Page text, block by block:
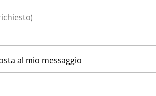
al mio messaggio